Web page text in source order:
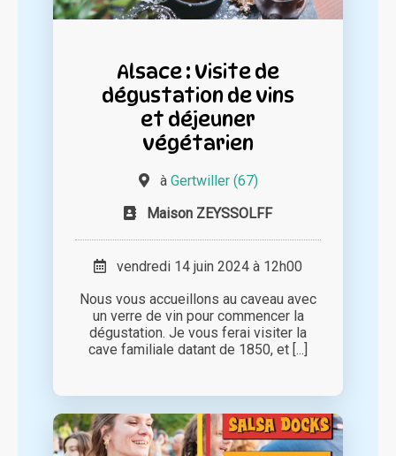
Alsace : Visite de
dégustation de vins
et déjeuner
végétarien
à Gertwiller (67)
Maison ZEYSSOLFF
vendredi 14 juin 2024 à 12h00
Nous vous accueillons au caveau avec
un verre de vin pour commencer la
dégustation. Je vous ferai visiter la
cave familiale datant de 1850, et [...]